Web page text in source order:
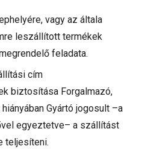
vagy az általa
leszállított termékek
feladata.
cím
biztosítása Forgalmazó,
Gyártó jogosult –a
egyeztetve– a szállítást
teljesíteni.